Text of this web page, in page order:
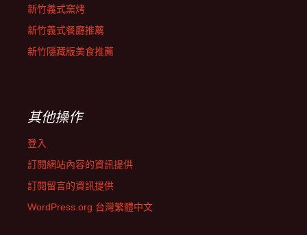
新竹義式窯烤
新竹義式餐廳推薦
新竹隱藏版美食推薦
其他操作
登入
訂閱網站內容的資訊提供
訂閱留言的資訊提供
WordPress.org 台灣繁體中文